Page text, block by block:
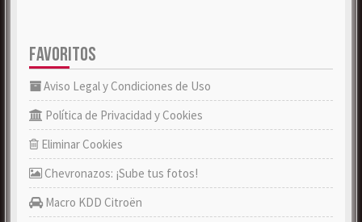
FAVORITOS
Aviso Legal y Condiciones de Uso
Política de Privacidad y Cookies
Eliminar Cookies
Chevronazos: ¡Sube tus fotos!
Macro KDD Citroën